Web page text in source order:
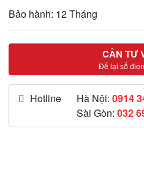
Bảo hành: 12 Tháng
CẦN TƯ
Để lại số
Hotline Hà Nội:0914
Sài Gòn:032